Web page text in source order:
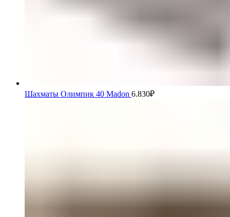
Шахматы Олимпик 40 Madon 6.830₽